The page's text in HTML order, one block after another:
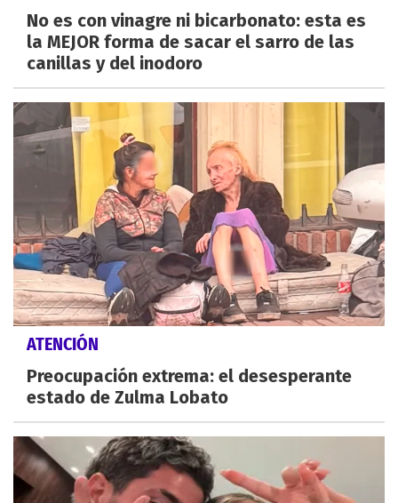
No es con vinagre ni bicarbonato: esta es
la MEJOR forma de sacar el sarro de las
canillas y del inodoro
ATENCIÓN
Preocupación extrema: el desesperante
estado de Zulma Lobato